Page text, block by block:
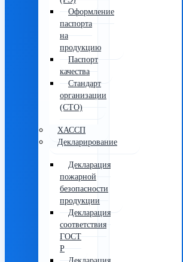
Оформление
паспорта
на
продукцию
Паспорт
качества
Стандарт
организации
(СТО)
ХАССП
Декларирование
Декларация
пожарной
безопасности
продукции
Декларация
соответствия
ГОСТ
Р